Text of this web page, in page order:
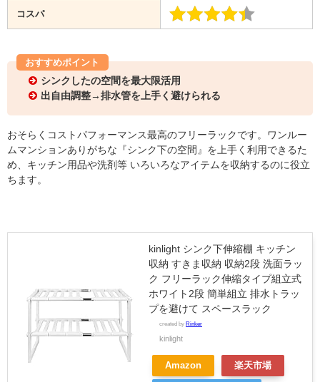
コスパ
おすすめポイント
シンクしたの空間を最大限活用
出自由調整→排水管を上手く避けられる
おそらくコストパフォーマンス最高のフリーラックです。ワンルー
ムマンションありがちな『シンク下の空間』を上手く利用できるた
め、キッチン用品や洗剤等 いろいろなアイテムを収納するのに役立
ちます。
kinlight シンク下伸縮棚 キッチン
収納 すきま収納 収納2段 洗面ラッ
ク フリーラック伸縮タイプ組立式
ホワイト2段 簡単組立 排水トラッ
プを避けて スペースラック
created by Rinker
kinlight
Amazon 楽天市場